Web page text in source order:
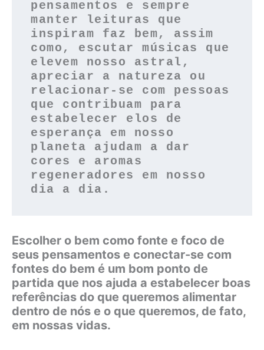
pensamentos e sempre
manter leituras que
inspiram faz bem, assim
como, escutar músicas que
elevem nosso astral,
apreciar a natureza ou
relacionar-se com pessoas
que contribuam para
estabelecer elos de
esperança em nosso
planeta ajudam a dar
cores e aromas
regeneradores em nosso
dia a dia.
Escolher o bem como fonte e foco de
seus pensamentos e conectar-se com
fontes do bem é um bom ponto de
partida que nos ajuda a estabelecer boas
referências do que queremos alimentar
dentro de nós e o que queremos, de fato,
em nossas vidas.